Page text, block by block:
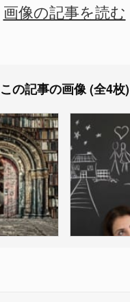
画像の記事を読む
この記事の画像 (全4枚)